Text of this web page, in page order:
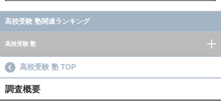
高校受験 塾関連ランキング
高校受験 塾
高校受験 塾 TOP
調査概要